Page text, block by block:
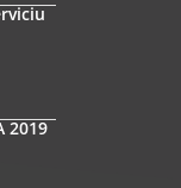
2019